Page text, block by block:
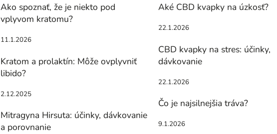
Ako spoznať, že je niekto pod
vplyvom kratomu?
11.1.2026
Kratom a prolaktín: Môže ovplyvniť
libido?
2.12.2025
Mitragyna Hirsuta: účinky, dávkovanie
a porovnanie
Aké CBD kvapky na úzkosť?
22.1.2026
CBD kvapky na stres: účinky,
dávkovanie
22.1.2026
Čo je najsilnejšia tráva?
9.1.2026